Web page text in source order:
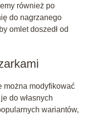
również po
do nagrzanego
omlet doszedł od
można modyfikować
do własnych
wariantów,